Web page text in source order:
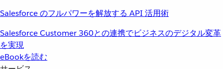
Salesforce のフルパワーを解放する API 活用術
Salesforce Customer 360との連携でビジネスのデジタル変革
を実現
eBookを読む